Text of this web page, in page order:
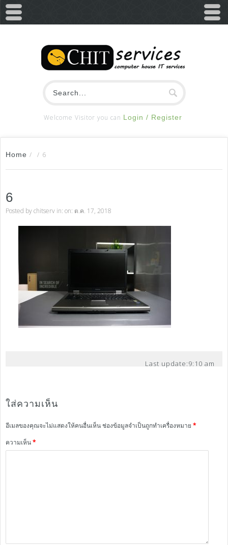
Welcome Visitor you can Login / Register
Home / / 6
6
Posted bychitserv in: on: ต.ค. 17, 2018
Last update:9:10 am
ใส่ความเห็น
อีเมลของคุณจะไม่แสดงให้คนอื่นเห็นช่องข้อมูลจำเป็นถูกทำเครื่องหมาย *
ความเห็น*